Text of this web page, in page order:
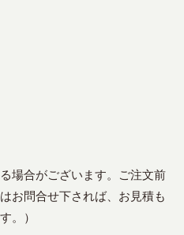
場合がございます。ご注文前
お問合せ下されば、お見積も
。）